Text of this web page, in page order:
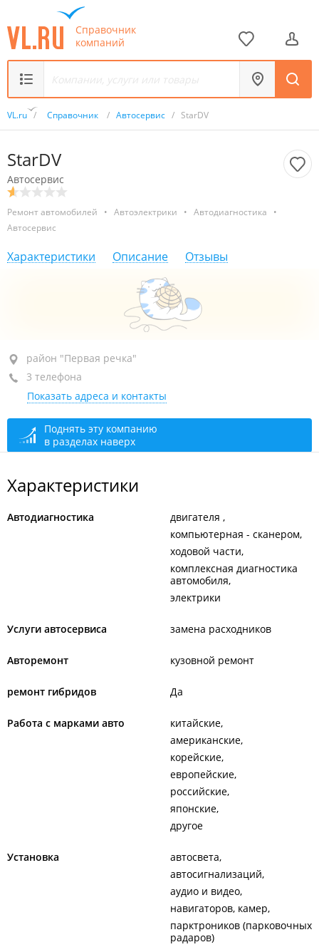
Справочник
компаний
VL.ru / Справочник / Автосервис / StarDV
StarDV
Автосервис
Ремонт автомобилей • Автоэлектрики • Автодиагностика
•
Автосервис
Характеристики Описание Отзывы
район "Первая речка", ул. Комсомольская, 10В
+7 994 004-99-13
+7 904 628-29-83
+7 (423) 298-29-83
сегодня закрыто
район "Первая речка"
3 телефона
Показать адреса и контакты
Поднять эту компанию
в разделах наверх
Характеристики
Автодиагностика
двигателя
компьютерная - сканером
ходовой части
комплексная диагностика
автомобиля
электрики
Услуги автосервиса замена расходников
Авторемонт кузовной ремонт
ремонт гибридов Да
Работа с марками авто
китайские
американские
корейские
европейские
российские
японские
другое
Установка
автосвета
автосигнализаций
аудио и видео
навигаторов, камер
парктроников (парковочных
радаров)